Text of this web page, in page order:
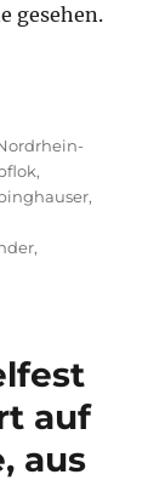
gesehen.
Kleinbahn,
,
,
,
auf
aus